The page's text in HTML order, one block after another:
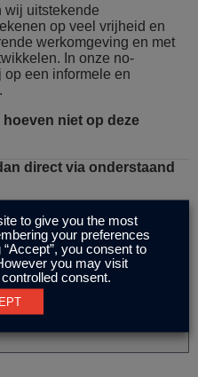
wij uitstekende
op veel vrijheid en
werkomgeving en met
In onze no-
een informele en
niet op deze
direct via onderstaand
to give you the most
your preferences
you consent to
you may visit
consent.